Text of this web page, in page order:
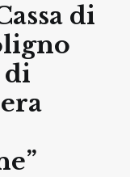
di
di